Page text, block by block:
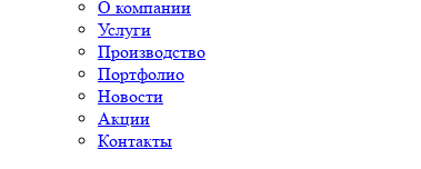
О компании
Услуги
Производство
Портфолио
Новости
Акции
Контакты